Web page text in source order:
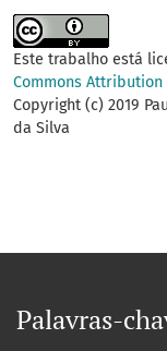
Este trabalho está
Commons
Copyright (c) 2019
da Silva
Palavras-